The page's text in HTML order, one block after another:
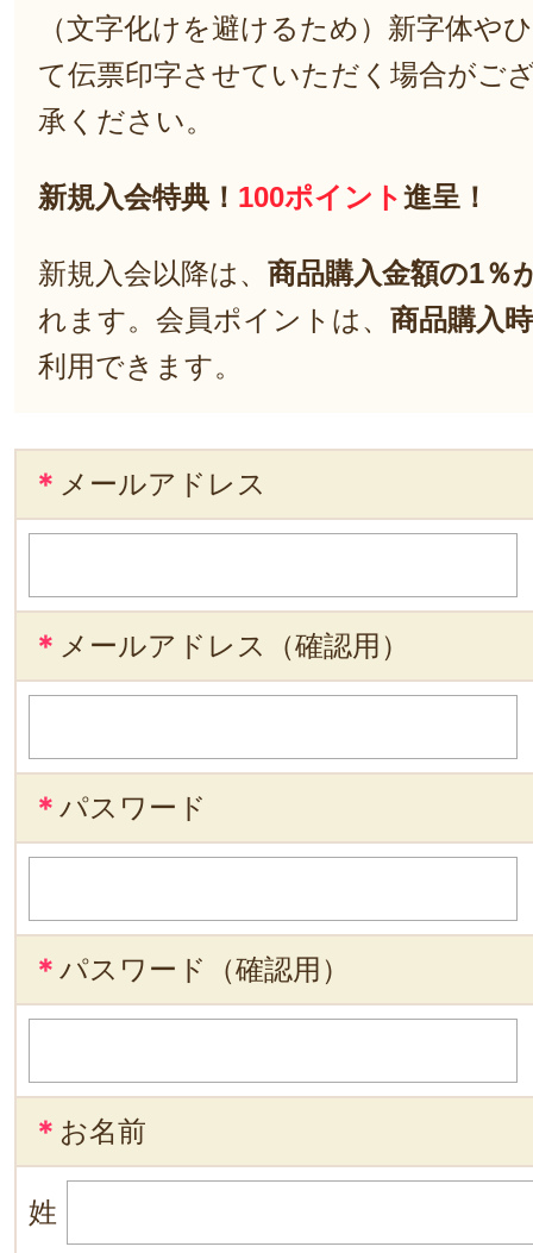
（文字化けを避けるため）新字体や
て伝票印字させていただく場合がご
承ください。
新規入会特典！ 100ポイント進呈！
新規入会以降は、 商品購入金額の1％
れます。会員ポイントは、 商品購入
利用できます。
＊ メールアドレス
＊ メールアドレス（確認用）
＊ パスワード
＊ パスワード（確認用）
＊ お名前
姓